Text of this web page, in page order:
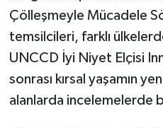
Çölleşmeyle Mücadele
temsilcileri, farklı
UNCCD İyi Niyet Elçisi
sonrası kırsal yaşamın
alanlarda incelemelerde